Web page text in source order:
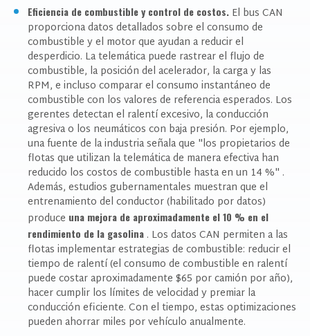
Eficiencia de combustible y control de costos. El bus CAN
proporciona datos detallados sobre el consumo de
combustible y el motor que ayudan a reducir el
desperdicio. La telemática puede rastrear el flujo de
combustible, la posición del acelerador, la carga y las
RPM, e incluso comparar el consumo instantáneo de
combustible con los valores de referencia esperados. Los
gerentes detectan el ralentí excesivo, la conducción
agresiva o los neumáticos con baja presión. Por ejemplo,
una fuente de la industria señala que "los propietarios de
flotas que utilizan la telemática de manera efectiva han
reducido los costos de combustible hasta en un 14 %" .
Además, estudios gubernamentales muestran que el
entrenamiento del conductor (habilitado por datos)
produce una mejora de aproximadamente el 10 % en el
rendimiento de la gasolina . Los datos CAN permiten a las
flotas implementar estrategias de combustible: reducir el
tiempo de ralentí (el consumo de combustible en ralentí
puede costar aproximadamente $65 por camión por año),
hacer cumplir los límites de velocidad y premiar la
conducción eficiente. Con el tiempo, estas optimizaciones
pueden ahorrar miles por vehículo anualmente.